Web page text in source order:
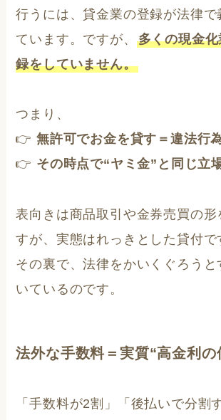
行うには、貸金業の登録が法律
ています。ですが、 多くの現金
録をしていません。
つまり、
👉無許可でお金を貸す＝違法行
👉 その時点で“ヤミ金”と同じ立
表向きは商品取引や金券売買の形
すが、実態はれっきとした貸付で
その裏で、法律をかいくぐろうと
いているのです。
法外な手数料＝実質“高金利の
「手数料が2割」「後払いで分割